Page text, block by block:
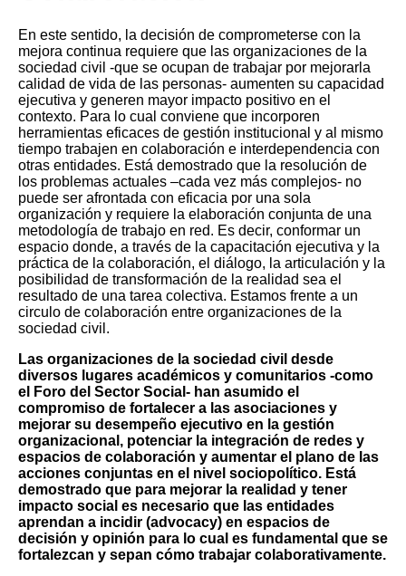
En este sentido, la decisión de comprometerse con la
mejora continua requiere que las organizaciones de la
sociedad civil -que se ocupan de trabajar por mejorarla
calidad de vida de las personas- aumenten su capacidad
ejecutiva y generen mayor impacto positivo en el
contexto. Para lo cual conviene que incorporen
herramientas eficaces de gestión institucional y al mismo
tiempo trabajen en colaboración e interdependencia con
otras entidades. Está demostrado que la resolución de
los problemas actuales –cada vez más complejos- no
puede ser afrontada con eficacia por una sola
organización y requiere la elaboración conjunta de una
metodología de trabajo en red. Es decir, conformar un
espacio donde, a través de la capacitación ejecutiva y la
práctica de la colaboración, el diálogo, la articulación y la
posibilidad de transformación de la realidad sea el
resultado de una tarea colectiva. Estamos frente a un
circulo de colaboración entre organizaciones de la
sociedad civil.
Las organizaciones de la sociedad civil desde
diversos lugares académicos y comunitarios -como
el Foro del Sector Social- han asumido el
compromiso de fortalecer a las asociaciones y
mejorar su desempeño ejecutivo en la gestión
organizacional, potenciar la integración de redes y
espacios de colaboración y aumentar el plano de las
acciones conjuntas en el nivel sociopolítico. Está
demostrado que para mejorar la realidad y tener
impacto social es necesario que las entidades
aprendan a incidir (advocacy) en espacios de
decisión y opinión para lo cual es fundamental que se
fortalezcan y sepan cómo trabajar colaborativamente.